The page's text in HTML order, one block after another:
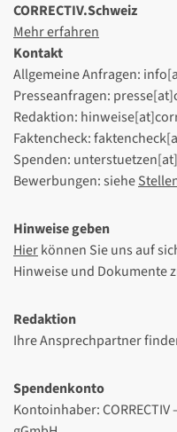
CORRECTIV.Schweiz
Mehr erfahren
Kontakt
Allgemeine Anfragen:
Presseanfragen:
Redaktion:
Faktencheck:
Spenden:
Bewerbungen: siehe
Hinweise geben
Hierkönnen Sie uns auf
Hinweise und Dokumente
Redaktion
Ihre Ansprechpartner
Spendenkonto
Kontoinhaber: